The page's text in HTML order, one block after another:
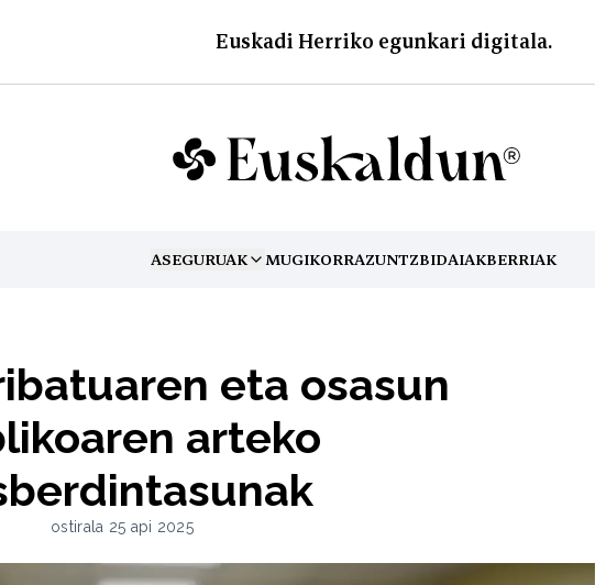
Euskadi Herriko egunkari digitala.
ASEGURUAK
TOGGLE MENUMUGIKORRAZUNTZBIDAIAKBERRIAK
eta osasun
arteko
ostirala 25 api 2025